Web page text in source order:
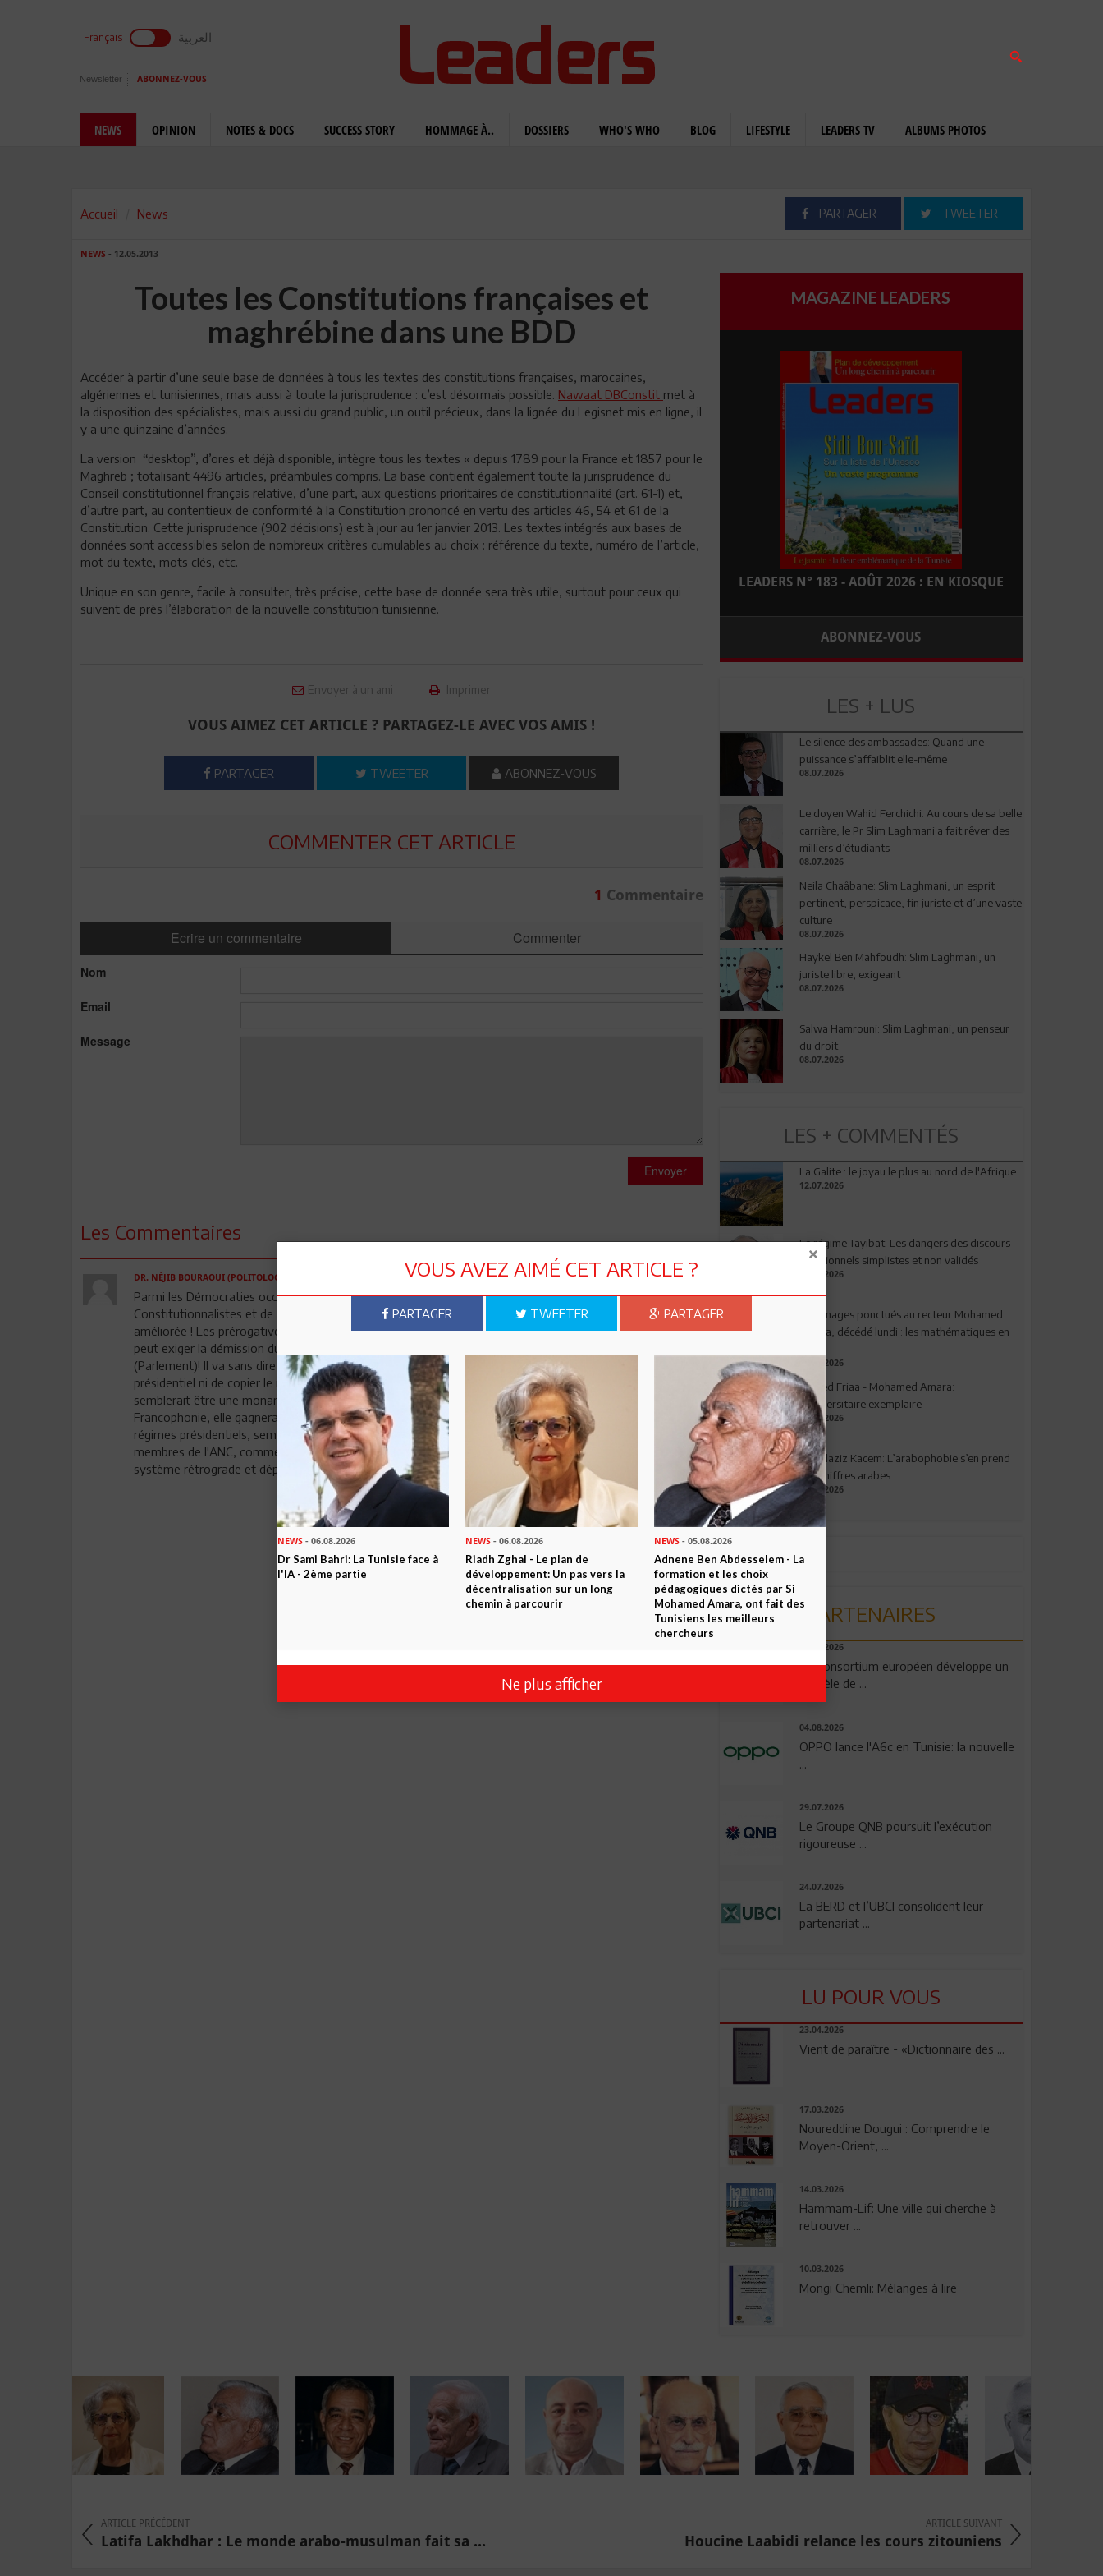
Français العربية
Newsletter ABONNEZ-VOUS
NEWS OPINION NOTES & DOCS SUCCESS STORY HOMMAGE À.. DOSSIERS WHO'S WHO BLOG LIFESTYLE LEADERS TV ALBUMS PHOTOS
Accueil News PARTAGER TWEETER
NEWS - 12.05.2013
Toutes les Constitutions françaises et
maghrébine dans une BDD
Accéder à partir d’une seule base de données à tous les textes des constitutions françaises, marocaines,
algériennes et tunisiennes, mais aussi à toute la jurisprudence : c’est désormais possible. Nawaat DBConstit met à
la disposition des spécialistes, mais aussi du grand public, un outil précieux, dans la lignée du Legisnet mis en ligne, il
y a une quinzaine d’années.
La version “desktop”, d’ores et déjà disponible, intègre tous les textes « depuis 1789 pour la France et 1857 pour le
Maghreb ; totalisant 4496 articles, préambules compris. La base contient également toute la jurisprudence du
Conseil constitutionnel français relative, d’une part, aux questions prioritaires de constitutionnalité (art. 61-1) et,
d’autre part, au contentieux de conformité à la Constitution prononcé en vertu des articles 46, 54 et 61 de la
Constitution. Cette jurisprudence (902 décisions) est à jour au 1er janvier 2013. Les textes intégrés aux bases de
données sont accessibles selon de nombreux critères cumulables au choix : référence du texte, numéro de l’article,
mot du texte, mots clés, etc.
Unique en son genre, facile à consulter, très précise, cette base de donnée sera très utile, surtout pour ceux qui
suivent de près l’élaboration de la nouvelle constitution tunisienne.
Envoyer à un ami Imprimer
VOUS AIMEZ CET ARTICLE ? PARTAGEZ-LE AVEC VOS AMIS !
PARTAGER TWEETER ABONNEZ-VOUS
COMMENTER CET ARTICLE
1 Commentaire
Ecrire un commentaire Commenter
Nom
Email
Message
Envoyer
Les Commentaires
DR. NÉJIB BOURAOUI (POLITOLOGUE)
Parmi les Démocraties occidentales, le système présidentiel français est qualifié - par bon nombre de
Constitutionnalistes et de Politologues - de système modernisé de monarchie constitutionnelle
améliorée ! Les prérogatives constitutionnelles du Président de la République en font un maître absolu qui
peut exiger la démission du Chef du gouvernement et de son équipe et dissoudre l'Assemblée Nationale
(Parlement)! Il va sans dire que la Tunisie post-révolution n'a pas besoin de système purement
présidentiel ni de copier le modèle français qui, comparé au système présidentiel par exemple des USA,
semblerait être une monarchie constitutionnelle "déguisée"!! Quant à cette fameuse BDD de l'agonisante
Francophonie, elle gagnerait à être enrichie par des textes de constitutions d'autres pays vivant sous des
régimes présidentiels, semi-présidentiels ou même parlementaires. Pour finir, la majorité écrasante des
membres de l'ANC, comme la majorité des Tunisiens, ne sont pas dupes pour recopier et suivre un
système rétrograde et dépassé!
MAGAZINE LEADERS
LEADERS N° 183 - AOÛT 2026 : EN KIOSQUE
ABONNEZ-VOUS
LES + LUS
Le silence des ambassades: Quand une
puissance s’affaiblit elle-même
08.07.2026
Le doyen Wahid Ferchichi: Au cours de sa belle
carrière, le Pr Slim Laghmani a fait rêver des
milliers d’étudiants
08.07.2026
Neila Chaâbane: Slim Laghmani, un esprit
pertinent, perspicace, fin juriste et d’une vaste
culture
08.07.2026
Haykel Ben Mahfoudh: Slim Laghmani, un
juriste libre, exigeant
08.07.2026
Salwa Hamrouni: Slim Laghmani, un penseur
du droit
08.07.2026
LES + COMMENTÉS
La Galite : le joyau le plus au nord de l'Afrique
12.07.2026
Le régime Tayibat: Les dangers des discours
nutritionnels simplistes et non validés
09.07.2026
Hommages ponctués au recteur Mohamed
Amara, décédé lundi : les mathématiques en
03.08.2026
Ahmed Friaa - Mohamed Amara:
l’Universitaire exemplaire
04.08.2026
Abdelaziz Kacem: L’arabophobie s’en prend
aux chiffres arabes
09.07.2026
PARTENAIRES
06.08.2026
Un consortium européen développe un
modèle de ...
04.08.2026
OPPO lance l'A6c en Tunisie: la nouvelle
29.07.2026
Le Groupe QNB poursuit l’exécution
rigoureuse ...
24.07.2026
La BERD et l’UBCI consolident leur
partenariat ...
LU POUR VOUS
23.04.2026
Vient de paraître - «Dictionnaire des ...
17.03.2026
Noureddine Dougui : Comprendre le
Moyen-Orient, ...
14.03.2026
Hammam-Lif: Une ville qui cherche à
retrouver ...
10.03.2026
Mongi Chemli: Mélanges à lire
ARTICLE PRÉCÉDENT
Latifa Lakhdhar : Le monde arabo-musulman fait sa ...
ARTICLE SUIVANT
Houcine Laabidi relance les cours zitouniens
VOUS AVEZ AIMÉ CET ARTICLE ?
PARTAGER TWEETER PARTAGER
NEWS - 06.08.2026
Dr Sami Bahri: La Tunisie face à
l'IA - 2ème partie
NEWS - 06.08.2026
Riadh Zghal - Le plan de
développement: Un pas vers la
décentralisation sur un long
chemin à parcourir
NEWS- 05.08.2026
Adnene Ben Abdesselem - La
formation et les choix
pédagogiques dictés par Si
Mohamed Amara, ont fait des
Tunisiens les meilleurs
chercheurs
Ne plus afficher